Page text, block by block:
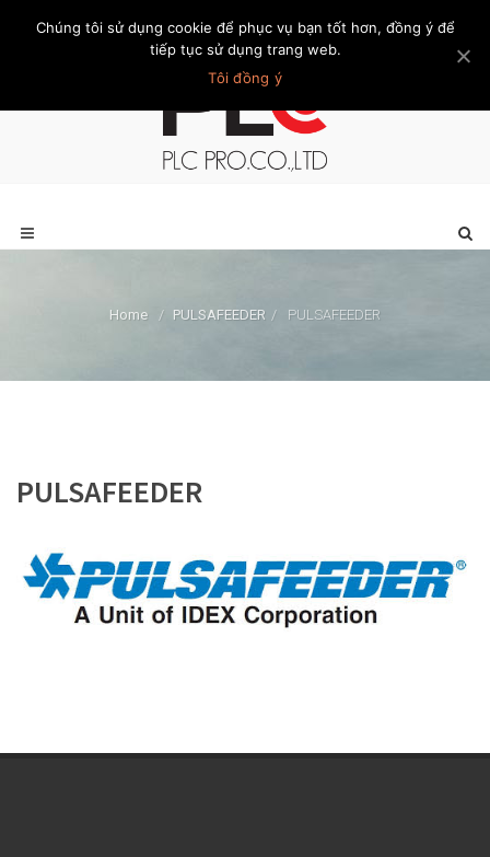
Trang chủ Giới thiệu Khách hàng Liên hệ Thành viên
Home / PULSAFEEDER / PULSAFEEDER
PULSAFEEDER
Chúng tôi sử dụng cookie để phục vụ bạn tốt hơn, đồng ý để
tiếp tục sử dụng trang web.
Tôi đồng ý